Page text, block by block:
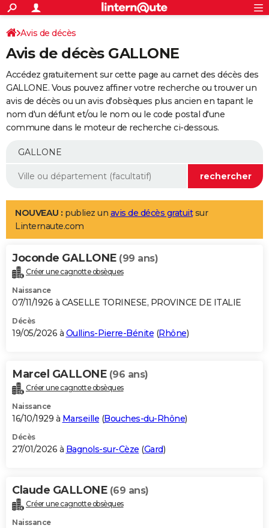
ACTUALITÉS
Politique
Société
Faits Divers
Education
Monde
Villes
+
SPORT
Coupe du monde 2026
Football
Tennis
Cyclisme
Rugby
Forum
Programme TV
TNT
Streaming
Cinéma
Sorties cinéma
Musique
+
FINANCE
Retraite
Epargne
Immobilier
Risques naturels par ville
Banque
Assurance
AUTO
Essais
Réserver un essai
Citadines
Berlines
SUV
Forum auto
+
Mobiles
Meilleur smartphone
Internet
Ordinateurs
Jeux vidéo
Guide high-tech
Aménagement intérieur
LIFESTYLE
Art de vivre
Bien-être
Loisirs
Mode
Modes de vie
Alimentation
Guide de la santé
Maladies
Médicaments
Sommeil
VOYAGE
Destinations
City break
Voyage nature
Voyage de noces
Forum
Climat
+PHOTO
GUIDES D'ACHAT
BONS PLANS
Carte de Noël
Carte Bonne année
Carte Saint-Valentin
Carte Pâques
Carte d'anniversaire
DICTIONNAIRE
Dictionnaire
Biographies
Citations
Expressions
Proverbes
PROGRAMME TV
S'inscrire
Se connecter
Lycées
Collèges
Primaires
Universités
Entreprises
Service militaire
Avis de recherche
AVIS DE DÉCÈS
Bricolage
Lifestyle
Culture
Sport
Auto
Television
Voyage
Cinema
Avis de décès
Avis de décès GALLONE
Accédez gratuitement sur cette page au carnet des décès des
GALLONE. Vous pouvez affiner votre recherche ou trouver un
avis de décès ou un avis d'obsèques plus ancien en tapant le
nom d'un défunt et/ou le nom ou le code postal d'une
commune dans le moteur de recherche ci-dessous.
NOUVEAU : publiez un avis de décès gratuitsur
Linternaute.com
Joconde GALLONE (99 ans)
Créer une cagnotte obsèques
Naissance
07/11/1926 à CASELLE TORINESE, PROVINCE DE ITALIE
Décès
19/05/2026 à Oullins-Pierre-Bénite (Rhône)
Marcel GALLONE (96 ans)
Créer une cagnotte obsèques
Naissance
16/10/1929 à Marseille (Bouches-du-Rhône)
Décès
27/01/2026 à Bagnols-sur-Cèze (Gard)
Claude GALLONE (69 ans)
Créer une cagnotte obsèques
Naissance